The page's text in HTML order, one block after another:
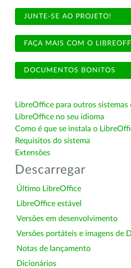
JUNTE-SE AO PROJETO!
FAÇA MAIS COM O
DOCUMENTOS BONITOS
LibreOffice para outros sistemas
LibreOffice no seu idioma
Como é que se instala o
Requisitos do sistema
Extensões
Descarregar
Último LibreOffice
LibreOffice estável
Versões em desenvolvimento
Versões portáteis e imagens de
Notas de lançamento
Dicionários